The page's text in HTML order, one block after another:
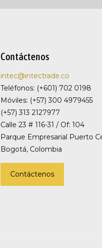
Contáctenos
intec@intectrade.co
Teléfonos: (+601) 702 0198
Móviles: (+57) 300 4979455
(+57) 313 2127977
Calle 23 # 116-31 / Of: 104
Parque Empresarial Puerto
Bogotá, Colombia
Contáctenos